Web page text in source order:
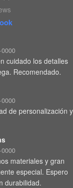
cuidado los detalles
Recomendado.
de personalización y
materiales y gran
especial. Espero
durabilidad.